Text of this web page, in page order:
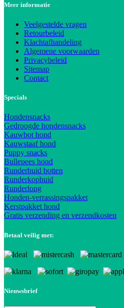
Meer informatie
Veelgestelde vragen
Retourbeleid
Klachtafhandeling
Algemene voorwaarden
Privacybeleid
Sitemap
Contact
Specials
Hondensnacks
Gedroogde hondensnacks
Kauwbot hond
Kauwstaaf hond
Puppy snacks
Bullepees hond
Runderhuid botten
Runderkophuid
Runderlong
Honden-verrassingspakket
Kerstpakket hond
Gratis verzending en verzendkosten
Betaal veilig met:
Nieuwsbrief